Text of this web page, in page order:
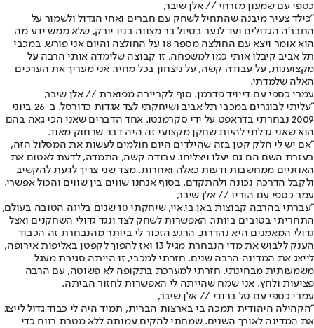
כספי עם שמעון מזרחי // אלן שיבר,
"כילד צעיר מיבנה שהתחיל לשחק עם חברים ואחי הגדול ולשמור על
החבר'ה הגדולים ועד לנער בטיול בר מצווה בניו יורק, שלא ממש ידע מה
הוא אומר ויצא עם החולצה מספר 18 על החולצה והיום אני פורש. במכבי
תל אביב קיבלו אותי כמו למשפחה, זו קבוצה שלימדה אותי הרבה על
מקצוענות, על עבודה קשה, על ניצחון בכל מחיר. אני מעריך את הערכים
האלה שלמדתי.
עמרי כספי עם דייויד פדרמן. סוף לקריירה מפוארת // אלן שיבר,
"עליתי לבוגרים במכבי תל אביב ושיחקתי לצד אגדות כדורסל. ב-26 ביוני
2009 נבחרתי בדראפט על ידי סקרמנטו. אחד הדברים שאני הכי גאה בהם
הוא שאני גדלתי להיות שחקן מקצועי זה היה דבר שרחוק מאוד.
"אם יש לי חלק קטן בזה שהילדים היום חולמים לעשות את המסלול הזה,
בעזרת השם הם גם יעלו ויצליחו. עבודה קשה, התמדה, לדעת לאטום את
האוזניים ממחשבות ודעות כאלה ואחרות. מצד שני צריך לדעת להקשיב
ולקבל הדרכה נכונה ולהתקדם. בסוף אנחנו שווים בין שווים והכול אפשרי.
עמר כספי עם הוריו // אלן שיבר,
"עברתי בהרבה קבוצות באן.בי.איי, שיחקתי 10 שנים בליגה הטובה בעולם,
התחריתי בטובים ביותר. האפשרות לשחק לצד ונגד גדולי השחקנים ואצל
גדולי המאמנים היא נהדרת. הרגע הזכור לי ביותר מהנבחרת זה הכבוד
הענק ללבוש את מדי הנבחרת מגיל 13 ואז להפוך לקפטן באליפות אירופה,
לייצג את המדינה הרבה שנים. חזרתי למכבי, זו הייתה סגירת מעגל
משמעותית מבחינתי. חזרתי למערכת בתקופה לא פשוטה, עם הרבה
פציעות ולחץ. אני שמח שהייתה לי האפשרות לחזור הביתה.
עמרי כספי עם טל ברודי // אלן שיבר,
"הקהילה היהודית תמכה בי בארצות הברית, תמיד היה לי כבוד גדול לייצג
את המדינה לאורך השנים. שמחתי להקים עמותה ללא מטרת רווח כדי